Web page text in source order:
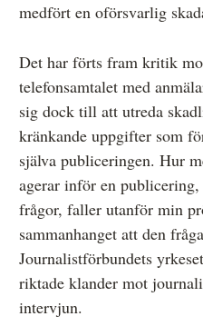
medfört en oförsvarlig
Det har förts fram kritik
telefonsamtalet med
sig dock till att utreda
kränkande uppgifter som
själva publiceringen. Hur
agerar inför en
frågor, faller utanför min
sammanhanget att den
Journalistförbundets
riktade klander mot
intervjun.